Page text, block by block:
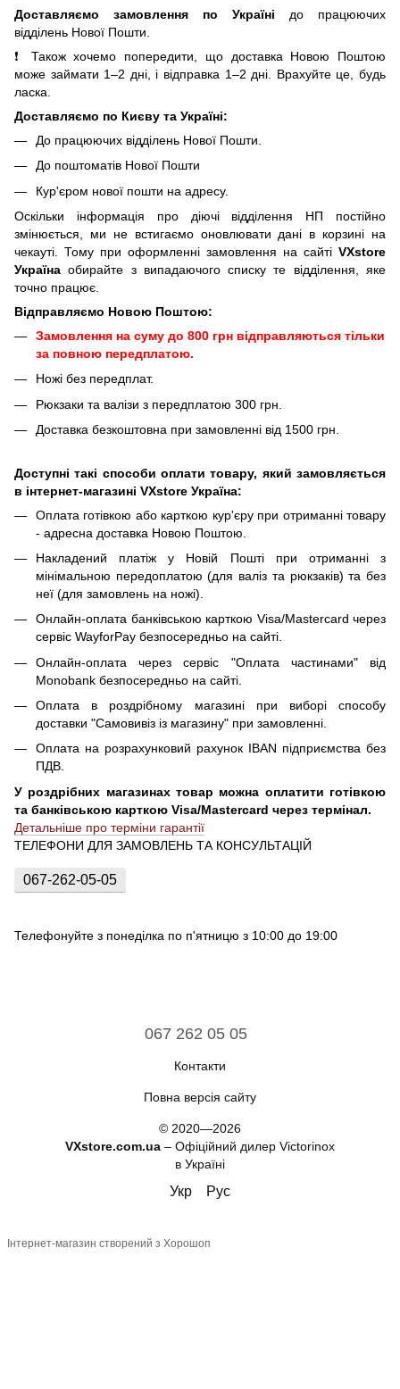
Доставляємо замовлення по Україні
до працюючих
відділень Нової Пошти.
❗ Також хочемо попередити, що доставка Новою Поштою
може займати 1–2 дні, і відправка 1–2 дні. Врахуйте це, будь
ласка.
Доставляємо по Києву та Україні:
До працюючих відділень Нової Пошти.
До поштоматів Нової Пошти
Кур'єром нової пошти на адресу.
Оскільки інформація про діючі відділення НП постійно
змінюється, ми не встигаємо оновлювати дані в корзині на
чекауті. Тому при оформленні замовлення на сайті VXstore
Україна обирайте з випадаючого списку те відділення, яке
точно працює.
Відправляємо Новою Поштою:
Замовлення на суму до 800 грн відправляються тільки
за повною передплатою.
Ножі без передплат.
Рюкзаки та валізи з передплатою 300 грн.
Доставка безкоштовна при замовленні від 1500 грн.
Доступні такі способи оплати товару, який замовляється
в інтернет-магазині VXstore Україна:
Оплата готівкою або карткою кур'єру при отриманні товару
- адресна доставка Новою Поштою.
Накладений платіж у Новій Пошті при отриманні з
мінімальною передоплатою (для валіз та рюкзаків) та без
неї (для замовлень на ножі).
Онлайн-оплата банківською карткою Visa/Mastercard через
сервіс WayforPay безпосередньо на сайті.
Онлайн-оплата через сервіс "Оплата частинами" від
Monobank безпосередньо на сайті.
Оплата в роздрібному магазині при виборі способу
доставки "Самовивіз із магазину" при замовленні.
Оплата на розрахунковий рахунок IBAN підприємства без
ПДВ.
У роздрібних магазинах товар можна оплатити готівкою
та банківською карткою Visa/Mastercard через термінал.
Детальніше про терміни гарантії
ТЕЛЕФОНИ ДЛЯ ЗАМОВЛЕНЬ ТА КОНСУЛЬТАЦІЙ
067-262-05-05
Телефонуйте з понеділка по п'ятницю з 10:00 до 19:00
067 262 05 05
Контакти
Повна версія сайту
© 2020—2026
VXstore.com.ua – Офіційний дилер Victorinox
в Україні
Укр Рус
Інтернет-магазин створений з Хорошоп